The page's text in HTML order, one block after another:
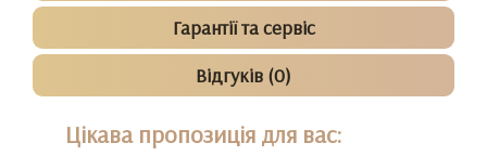
Гарантії та сервіс
Відгуків (0)
Цікава пропозиція для вас: